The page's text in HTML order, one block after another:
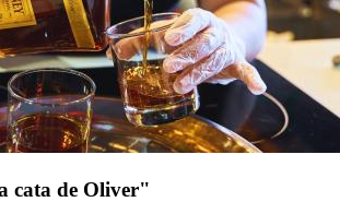
cata de Oliver"